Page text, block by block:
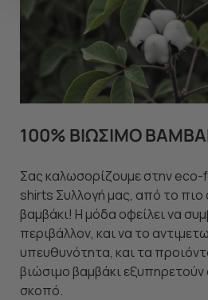
"Ρυθμίσεις Cookies " ανά πάσα
μέλλον. Εάν επιθυμείτε να
σχετικά με τα cookies,
τη σελίδαΠολιτική cookies (link)
100% ΒΙΩΣΙΜΟ
Σας καλωσορίζουμε στην eco-
shirts Συλλογή μας, από το πιο
βαμβάκι! Η μόδα οφείλει να
περιβάλλον, και να το
υπευθυνότητα, και τα
βιώσιμο βαμβάκι
σκοπό.